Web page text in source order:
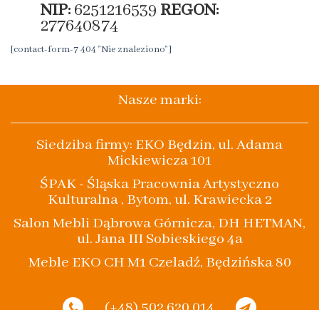
NIP: 6251216539 REGON:
277640874
[contact-form-7 404 "Nie znaleziono"]
Nasze marki:
Siedziba firmy: EKO Będzin, ul. Adama
Mickiewicza 101
ŚPAK - Śląska Pracownia Artystyczno
Kulturalna , Bytom, ul. Krawiecka 2
Salon Mebli Dąbrowa Górnicza, DH HETMAN,
ul. Jana III Sobieskiego 4a
Meble EKO CH M1 Czeladź, Będzińska 80